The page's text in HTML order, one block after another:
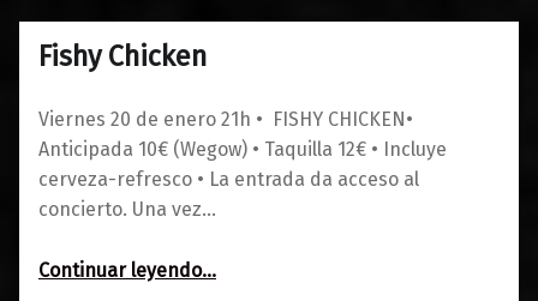
Fishy Chicken
Viernes 20 de enero 21h • FISHY CHICKEN•
Anticipada 10€ (Wegow) • Taquilla 12€ • Incluye
cerveza-refresco • La entrada da acceso al
concierto. Una vez…
Continuar leyendo…
16/01/20230
Maravillas